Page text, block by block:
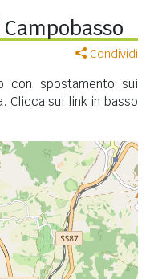
Condividi
con spostamento sui
Clicca sui link in basso